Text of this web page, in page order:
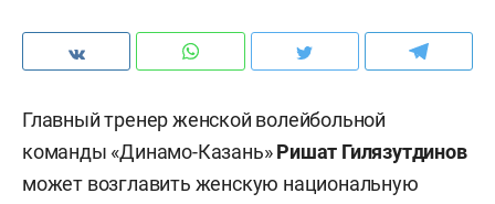
Главный тренер женской волейбольной
команды «Динамо-Казань»Ришат Гилязутдинов
может возглавить женскую национальную